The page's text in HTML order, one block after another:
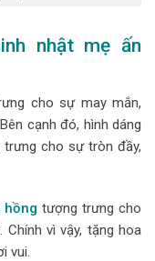
nhật mẹ ấn
cho sự may mắn,
cạnh đó, hình dáng
cho sự tròn đầy,
hồng tượng trưng cho
vì vậy, tặng hoa
vui.